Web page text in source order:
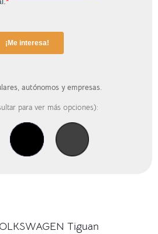
autónomos y empresas.
para ver más opciones):
Tiguan